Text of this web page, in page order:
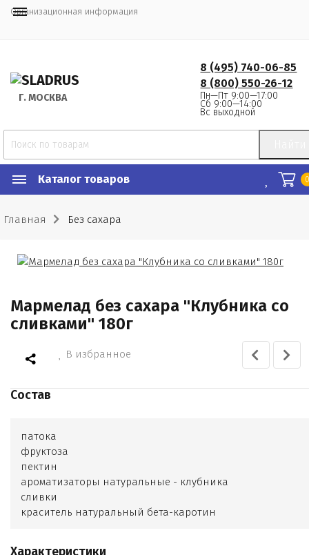
Организационная информация
Г. МОСКВА
8 (495) 740-06-85
8 (800) 550-26-12
Пн—Пт 9:00—17:00
Сб 9:00—14:00
Вс выходной
Каталог товаров
Главная Без сахара
Мармелад без сахара "Клубника со
сливками" 180г
В избранное
Состав
патока
фруктоза
пектин
ароматизаторы натуральные - клубника
сливки
краситель натуральный бета-каротин
Характеристики